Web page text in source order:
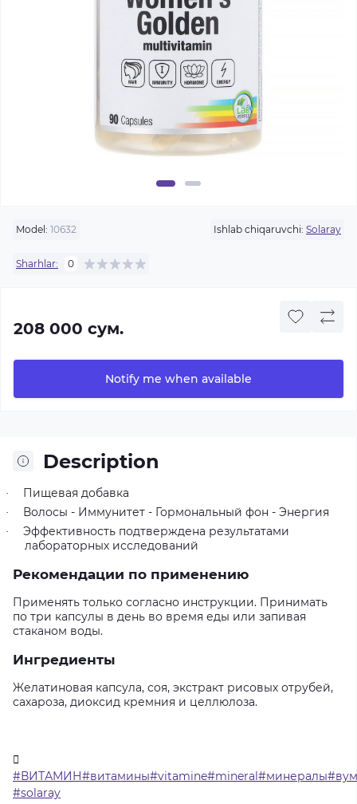
Model: 10632 Ishlab chiqaruvchi: Solaray
Sharhlar: 0
208 000 сум.
Notify me when available
Description
· Пищевая добавка
· Волосы - Иммунитет - Гормональный фон - Энергия
·
Эффективность подтверждена результатами
лабораторных исследований
Рекомендации по применению
Применять только согласно инструкции. Принимать
по три капсулы в день во время еды или запивая
стаканом воды.
Ингредиенты
Желатиновая капсула, соя, экстракт рисовых отрубей,
сахароза, диоксид кремния и целлюлоза.
#solaray